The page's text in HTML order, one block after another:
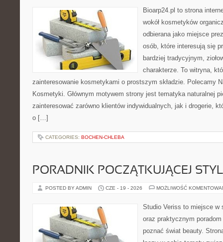
Bioarp24.pl to strona
wokół kosmetyków
odbierana jako miejsce
osób, które interesują się
bardziej tradycyjnym,
charakterze. To witryna,
zainteresowanie kosmetykami o prostszym składzie. Polecamy
Kosmetyki. Głównym motywem strony jest tematyka naturalnej
zainteresować zarówno klientów indywidualnych, jak i drogerie,
o […]
CATEGORIES: BOCHEN-CHLEBA
PORADNIK POCZĄTKUJĄCEJ
POSTED BY ADMIN CZE - 19 - 2026 MOŻLIWOŚĆ
Studio Veriss to miejsce w
oraz praktycznym
poznać świat beauty.